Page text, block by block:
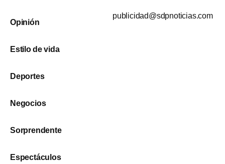
Opinión
Estilo de vida
Deportes
Negocios
Sorprendente
Espectáculos
publicidad@sdpnoticias.com